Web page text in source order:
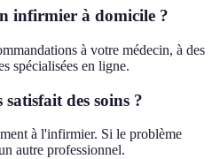
infirmier à domicile ?
à votre médecin, à des
spécialisées en ligne.
des soins ?
à l'infirmier. Si le problème
autre professionnel.